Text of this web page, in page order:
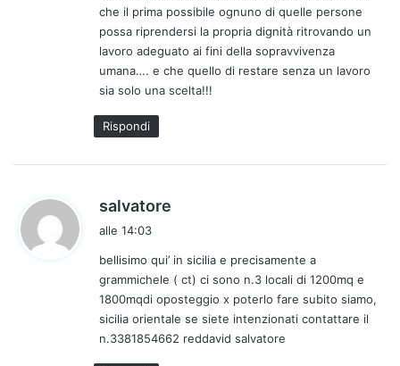
:
che il prima possibile ognuno di quelle persone
possa riprendersi la propria dignità ritrovando un
lavoro adeguato ai fini della sopravvivenza
umana…. e che quello di restare senza un lavoro
sia solo una scelta!!!
Rispondi
salvatore
e
t
t
o
:
alle 14:03
bellisimo qui’ in sicilia e precisamente a
grammichele ( ct) ci sono n.3 locali di 1200mq e
1800mqdi oposteggio x poterlo fare subito siamo,
sicilia orientale se siete intenzionati contattare il
n.3381854662 reddavid salvatore